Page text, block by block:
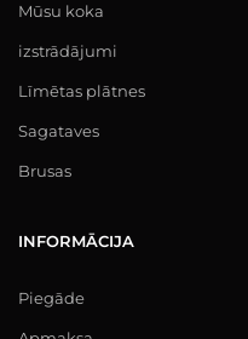
Mūsu koka
izstrādājumi
Līmētas plātnes
Sagataves
Brusas
INFORMĀCIJA
Piegāde